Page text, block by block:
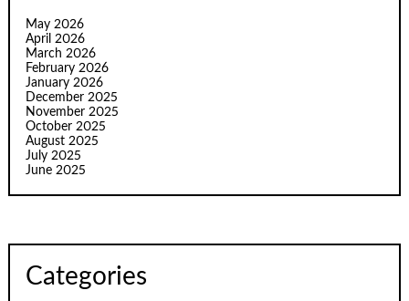
May 2026
April 2026
March 2026
February 2026
January 2026
December 2025
November 2025
October 2025
August 2025
July 2025
June 2025
Categories